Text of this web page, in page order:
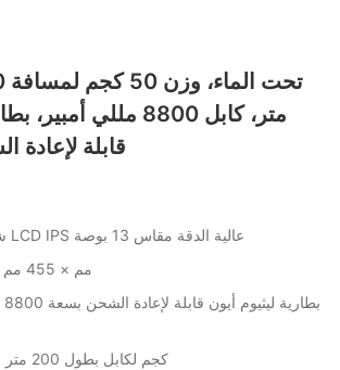
متر، كابل 8800 مللي
قابلة
شاشة LCD IPS عالية الدقة مقاس 13 بوصة
Ø45 مم × 455 مم
50.0 كجم لكابل بطول 200 متر